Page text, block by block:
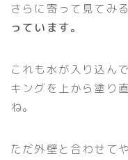
さらに寄って見てみる
っています。
これも水が入り込ん
キングを上から塗り
ね。
ただ外壁と合わせて